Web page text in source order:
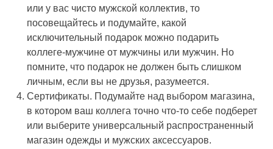
или у вас чисто мужской коллектив, то
посовещайтесь и подумайте, какой
исключительный подарок можно подарить
коллеге-мужчине от мужчины или мужчин. Но
помните, что подарок не должен быть слишком
личным, если вы не друзья, разумеется.
Сертификаты. Подумайте над выбором магазина,
в котором ваш коллега точно что-то себе подберет
или выберите универсальный распространенный
магазин одежды и мужских аксессуаров.